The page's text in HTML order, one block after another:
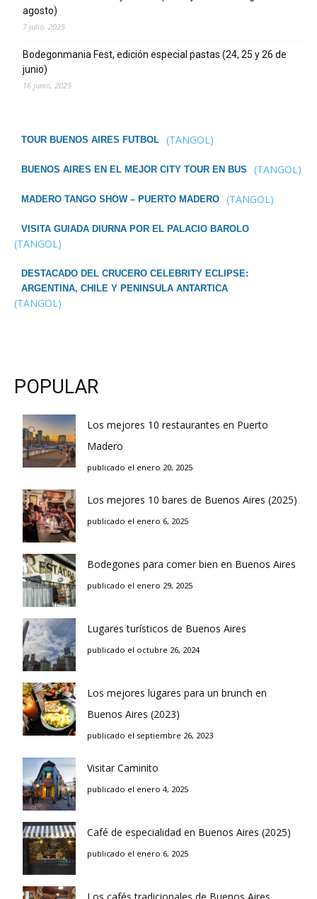
agosto)
7 julio, 2025
Bodegonmania Fest, edición especial pastas (24, 25 y 26 de
junio)
16 junio, 2025
TOUR BUENOS AIRES FUTBOL (TANGOL)
BUENOS AIRES EN EL MEJOR CITY TOUR EN BUS (TANGOL)
MADERO TANGO SHOW – PUERTO MADERO (TANGOL)
VISITA GUIADA DIURNA POR EL PALACIO BAROLO
(TANGOL)
DESTACADO DEL CRUCERO CELEBRITY ECLIPSE:
ARGENTINA, CHILE Y PENINSULA ANTARTICA
(TANGOL)
POPULAR
Los mejores 10 restaurantes en Puerto
Madero
publicado el enero 20, 2025
Los mejores 10 bares de Buenos Aires (2025)
publicado el enero 6, 2025
Bodegones para comer bien en Buenos Aires
publicado el enero 29, 2025
Lugares turísticos de Buenos Aires
publicado el octubre 26, 2024
Los mejores lugares para un brunch en
Buenos Aires (2023)
publicado el septiembre 26, 2023
Visitar Caminito
publicado el enero 4, 2025
Café de especialidad en Buenos Aires (2025)
publicado el enero 6, 2025